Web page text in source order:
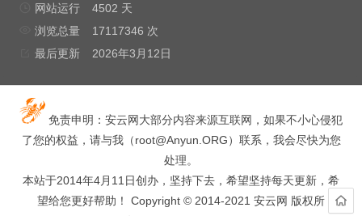
网站运行
4502 天
浏览总量
17117346 次
最后更新
2026年3月12日
免责申明：安云网大部分内容来源互联网，如果不小心侵犯
了您的权益，请与我（root@Anyun.ORG）联系，我会尽快为您
处理。
本站于2014年4月11日创办，坚持下去，希望坚持每天更新，希
望给您更好帮助！ Copyright © 2014-2021 安云网 版权所